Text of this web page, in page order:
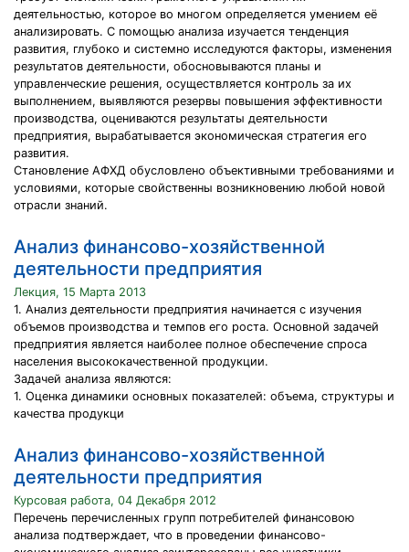
деятельностью, которое во многом определяется умением её
анализировать. С помощью анализа изучается тенденция
развития, глубоко и системно исследуются факторы, изменения
результатов деятельности, обосновываются планы и
управленческие решения, осуществляется контроль за их
выполнением, выявляются резервы повышения эффективности
производства, оцениваются результаты деятельности
предприятия, вырабатывается экономическая стратегия его
развития.
Становление АФХД обусловлено объективными требованиями и
условиями, которые свойственны возникновению любой новой
отрасли знаний.
Анализ финансово-хозяйственной
деятельности предприятия
Лекция, 15 Марта 2013
1. Анализ деятельности предприятия начинается с изучения
объемов производства и темпов его роста. Основной задачей
предприятия является наиболее полное обеспечение спроса
населения высококачественной продукции.
Задачей анализа являются:
1. Оценка динамики основных показателей: объема, структуры и
качества продукци
Анализ финансово-хозяйственной
деятельности предприятия
Курсовая работа, 04 Декабря 2012
Перечень перечисленных групп потребителей финансовою
анализа подтверждает, что в проведении финансово-